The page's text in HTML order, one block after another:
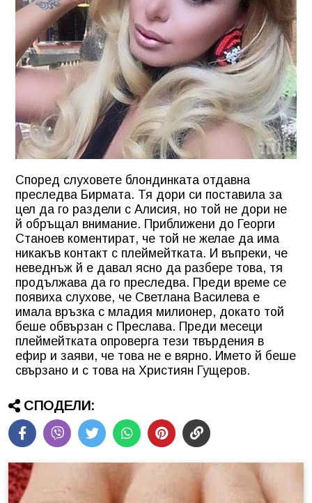
Според слуховете блондинката отдавна
преследва Бирмата. Тя дори си поставила за
цел да го раздели с Алисия, но той не дори не
й обръщал внимание. Приближени до Георги
Станоев коментират, че той не желае да има
никакъв контакт с плеймейтката. И въпреки, че
неведнъж й е давал ясно да разбере това, тя
продължава да го преследва. Преди време се
появиха слухове, че Светлана Василева е
имала връзка с младия милионер, докато той
беше обвързан с Преслава. Преди месеци
плеймейтката опроверга тези твърдения в
ефир и заяви, че това не е вярно. Името й беше
свързано и с това на Християн Гущеров.
СПОДЕЛИ: